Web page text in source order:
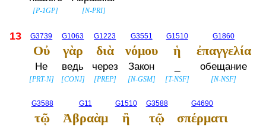
[P-1GP] [N-PRI]
13 G3739
Οὐ
Не
[PRT-N]
G1063
γὰρ
ведь
[CONJ]
G1223
διὰ
через
[PREP]
G3551
νόμου
Закон
[N-GSM]
G1510
ἡ
[T-NSF]
G1860
ἐπαγγελία
обещание
[N-NSF]
G3588
τῷ
G11
Ἀβραὰμ
G1510
ἢ
G3588
τῷ
G4690
σπέρματι